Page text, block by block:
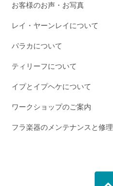
お客様のお声・お写真
レイ・ヤーンレイについて
パラカについて
ティリーフについて
イプとイプヘケについて
ワークショップのご案内
フラ楽器のメンテナンスと修理